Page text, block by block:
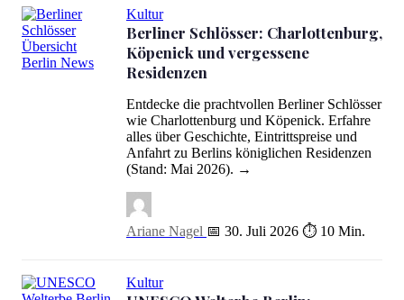
Berliner Schlösser: Charlottenburg, Köpenick und vergessene
Kultur
Berliner Schlösser: Charlottenburg,
Köpenick und vergessene
Residenzen
Entdecke die prachtvollen Berliner Schlösser
wie Charlottenburg und Köpenick. Erfahre
alles über Geschichte, Eintrittspreise und
Anfahrt zu Berlins königlichen Residenzen
(Stand: Mai 2026). →
Ariane Nagel 📅 30. Juli 2026 ⏱ 10 Min.
Kultur